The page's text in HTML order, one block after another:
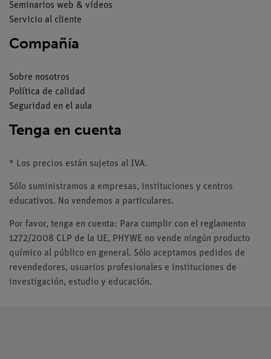
Seminarios web & vídeos
Servicio al cliente
Compañía
Sobre nosotros
Política de calidad
Seguridad en el aula
Tenga en cuenta
* Los precios están sujetos al IVA.
Sólo suministramos a empresas, instituciones y centros
educativos. No vendemos a particulares.
Por favor, tenga en cuenta: Para cumplir con el reglamento
1272/2008 CLP de la UE, PHYWE no vende ningún producto
químico al público en general. Sólo aceptamos pedidos de
revendedores, usuarios profesionales e instituciones de
investigación, estudio y educación.